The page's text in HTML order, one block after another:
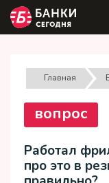
Главная
вопрос
Работал
про это в